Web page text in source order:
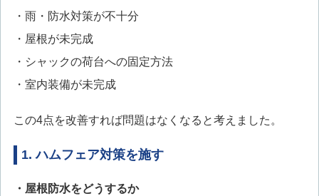
・雨・防水対策が不十分
・屋根が未完成
・シャックの荷台への固定方法
・室内装備が未完成
この4点を改善すれば問題はなくなると考えました。
1. ハムフェア対策を施す
・屋根防水をどうするか